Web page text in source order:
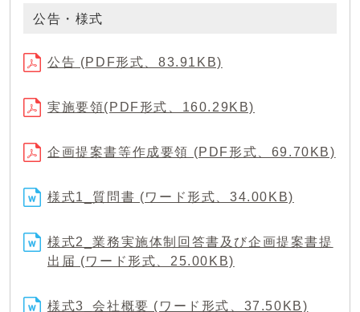
公告・様式
公告 (PDF形式、83.91KB)
実施要領(PDF形式、160.29KB)
企画提案書等作成要領 (PDF形式、69.70KB)
様式1_質問書 (ワード形式、34.00KB)
様式2_業務実施体制回答書及び企画提案書提
出届 (ワード形式、25.00KB)
様式3_会社概要 (ワード形式、37.50KB)